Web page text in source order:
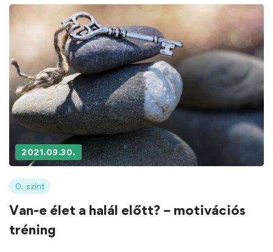
2021.09.30.
0. szint
Van-e élet a halál előtt? – motivációs
tréning